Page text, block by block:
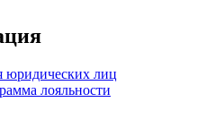
юридических лиц
лояльности